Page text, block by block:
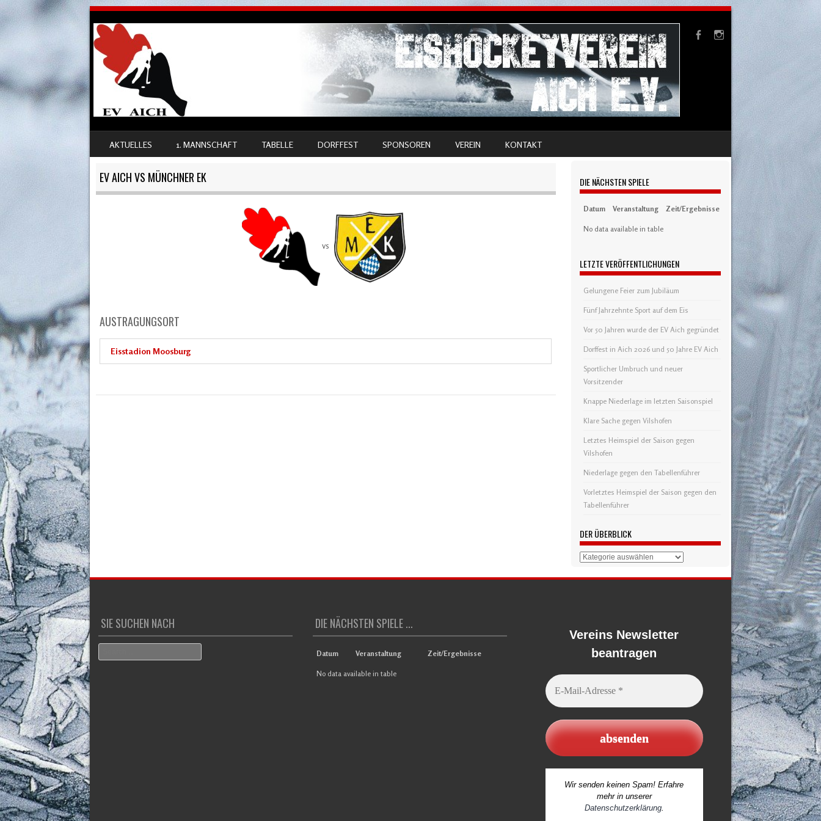
MENU
AKTUELLES 1. MANNSCHAFT TABELLE DORFFEST SPONSOREN VEREIN KONTAKT
EV AICH VS MÜNCHNER EK
vs
AUSTRAGUNGSORT
Eisstadion Moosburg
DIE NÄCHSTEN SPIELE
Datum Veranstaltung Zeit/Ergebnisse Austragungsort Artikel
No data available in table
LETZTE VERÖFFENTLICHUNGEN
Gelungene Feier zum Jubiläum
Fünf Jahrzehnte Sport auf dem Eis
Vor 50 Jahren wurde der EV Aich gegründet
Dorffest in Aich 2026 und 50 Jahre EV Aich
Sportlicher Umbruch und neuer
Vorsitzender
Knappe Niederlage im letzten Saisonspiel
Klare Sache gegen Vilshofen
Letztes Heimspiel der Saison gegen
Vilshofen
Niederlage gegen den Tabellenführer
Vorletztes Heimspiel der Saison gegen den
Tabellenführer
DER ÜBERBLICK
Der
SIE SUCHEN NACH DIE NÄCHSTEN SPIELE ...
Datum Veranstaltung Zeit/Ergebnisse
No data available in table
Vereins Newsletter
beantragen
Wir senden keinen Spam! Erfahre
mehr in unserer
Datenschutzerklärung.